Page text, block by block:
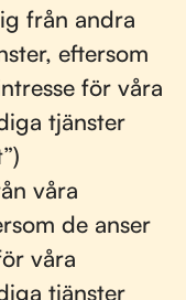
från andra
eftersom
för våra
tjänster
våra
de anser
våra
tjänster